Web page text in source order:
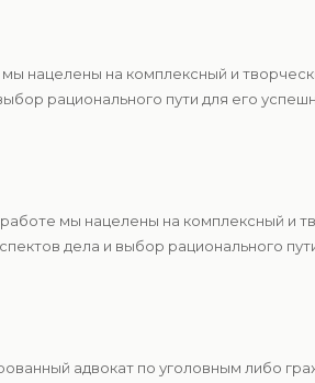
нацелены на комплексный и
рационального пути для его
мы нацелены на комплексный и
дела и выбор рационального
адвокат по уголовным либо